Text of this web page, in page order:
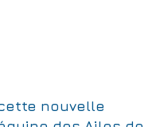
nouvelle